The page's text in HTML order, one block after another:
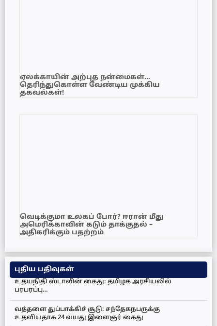
ஏலக்காயின் அற்புத நன்மைகள்…
தெரிந்துகொள்ள வேண்டிய முக்கிய
தகவல்கள்!
வெடிக்குமா உலகப் போர்? ஈரான் மீது
அமெரிக்காவின் கடும் தாக்குதல் –
அதிகரிக்கும் பதற்றம்
புதிய பதிவுகள்
உதயநிதி ஸ்டாலின் கைது: தமிழக அரசியலில்
பரபரப்பு…
வத்தளை துப்பாக்கிச் சூடு: சந்தேகநபருக்கு
உதவியதாக 24 வயது இளைஞர் கைது